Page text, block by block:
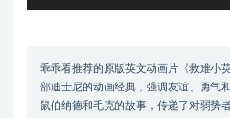
乖乖看推荐的原版英文动画片《救难小
部迪士尼的动画经典，强调友谊、勇气
鼠伯纳德和毛克的故事，传递了对弱势